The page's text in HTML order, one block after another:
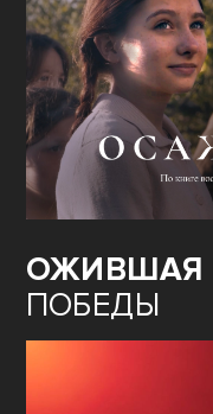
ОЖИВШАЯ
ПОБЕДЫ